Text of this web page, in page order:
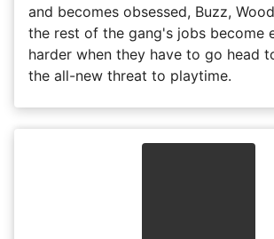
and becomes obsessed, Buzz,
the rest of the gang's jobs become
harder when they have to go head
the all-new threat to playtime.